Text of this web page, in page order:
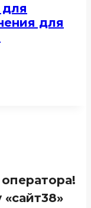
для
для